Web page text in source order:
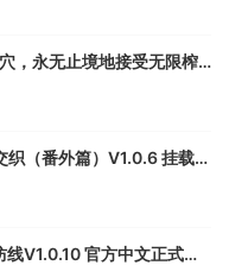
，永无止境地接受无限榨
（番外篇）V1.0.6 挂载AI
V1.0.10 官方中文正式步